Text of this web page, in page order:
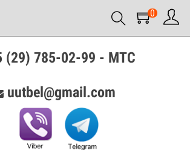
0
(29) 785-02-99 - МТС
uutbel@gmail.com